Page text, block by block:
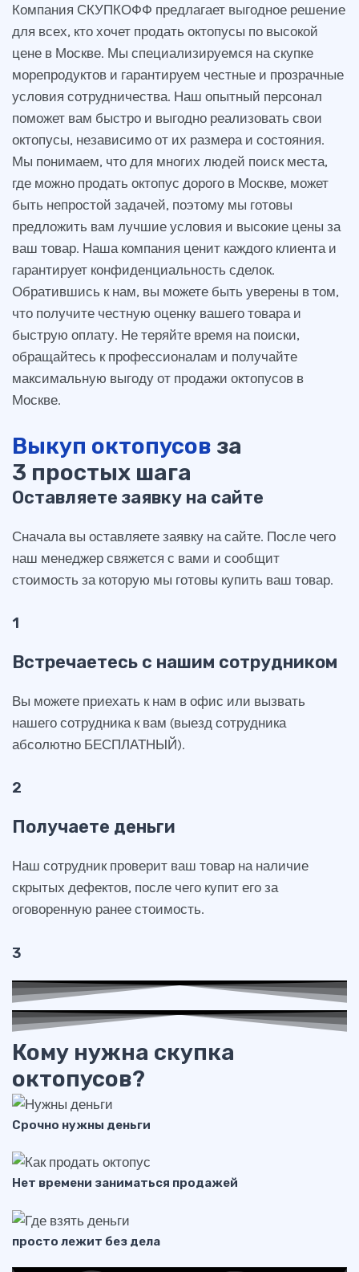
Компания СКУПКОФФ предлагает выгодное решение
для всех, кто хочет продать октопусы по высокой
цене в Москве. Мы специализируемся на скупке
морепродуктов и гарантируем честные и прозрачные
условия сотрудничества. Наш опытный персонал
поможет вам быстро и выгодно реализовать свои
октопусы, независимо от их размера и состояния.
Мы понимаем, что для многих людей поиск места,
где можно продать октопус дорого в Москве, может
быть непростой задачей, поэтому мы готовы
предложить вам лучшие условия и высокие цены за
ваш товар. Наша компания ценит каждого клиента и
гарантирует конфиденциальность сделок.
Обратившись к нам, вы можете быть уверены в том,
что получите честную оценку вашего товара и
быструю оплату. Не теряйте время на поиски,
обращайтесь к профессионалам и получайте
максимальную выгоду от продажи октопусов в
Москве.
Выкуп октопусов за
3 простых шага
Оставляете заявку на сайте
Сначала вы оставляете заявку на сайте. После чего
наш менеджер свяжется с вами и сообщит
стоимость за которую мы готовы купить ваш товар.
1
Встречаетесь с нашим сотрудником
Вы можете приехать к нам в офис или вызвать
нашего сотрудника к вам (выезд сотрудника
абсолютно БЕСПЛАТНЫЙ).
2
Получаете деньги
Наш сотрудник проверит ваш товар на наличие
скрытых дефектов, после чего купит его за
оговоренную ранее стоимость.
3
Кому нужна скупка
октопусов?
Срочно нужны деньги
Нет времени заниматься продажей
просто лежит без дела